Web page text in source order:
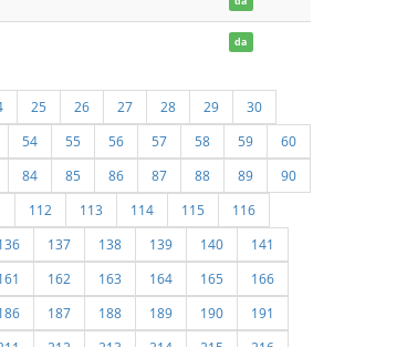
da
25 26 27 28 29
30
54 55 56 57 58 59
60
84 85 86 87 88 89
90
112 113 114 115
116
137 138 139 140
141
162 163 164 165
166
187 188 189 190
191